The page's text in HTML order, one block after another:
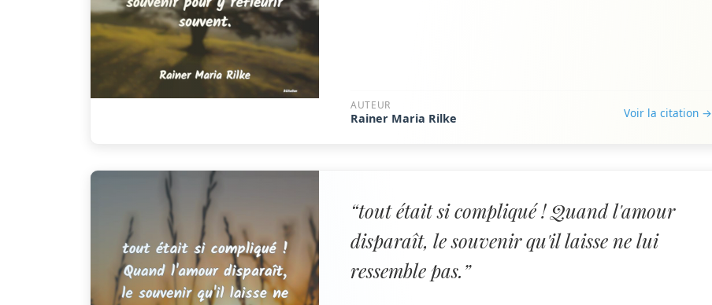
AUTEUR
Rainer Maria Rilke Voir la citation →
“tout était si compliqué ! Quand l'amour
disparaît, le souvenir qu'il laisse ne lui
ressemble pas.”